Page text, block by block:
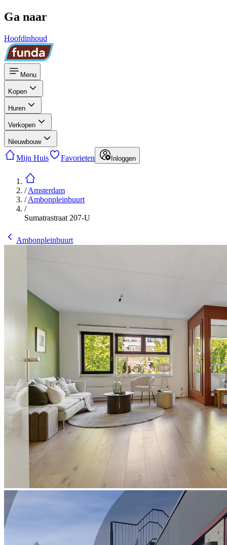
Ga naar
Hoofdinhoud
Menu
Kopen
Huren
Verkopen
Nieuwbouw
Mijn Huis Favorieten Inloggen
/Amsterdam
/Ambonpleinbuurt
/
Sumatrastraat 207-U
Ambonpleinbuurt